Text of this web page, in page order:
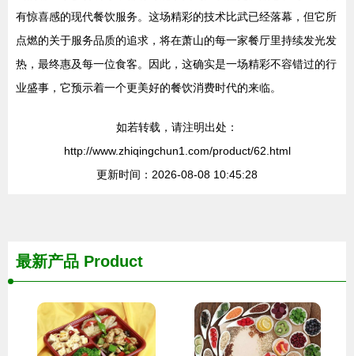
有惊喜感的现代餐饮服务。这场精彩的技术比武已经落幕，但它所
点燃的关于服务品质的追求，将在萧山的每一家餐厅里持续发光发
热，最终惠及每一位食客。因此，这确实是一场精彩不容错过的行
业盛事，它预示着一个更美好的餐饮消费时代的来临。
如若转载，请注明出处：
http://www.zhiqingchun1.com/product/62.html
更新时间：2026-08-08 10:45:28
最新产品 Product